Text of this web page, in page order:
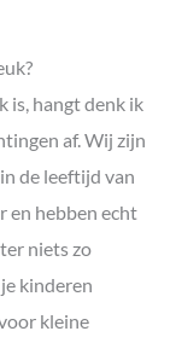
is, hangt denk ik
af. Wij zijn
de leeftijd van
en hebben echt
niets zo
kinderen
kleine